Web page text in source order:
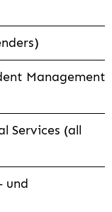
Management
Services (all
und